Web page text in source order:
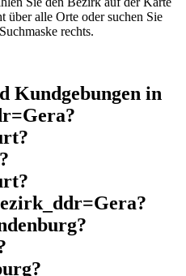
über alle Orte oder suchen Sie
rechts.
Kundgebungen in